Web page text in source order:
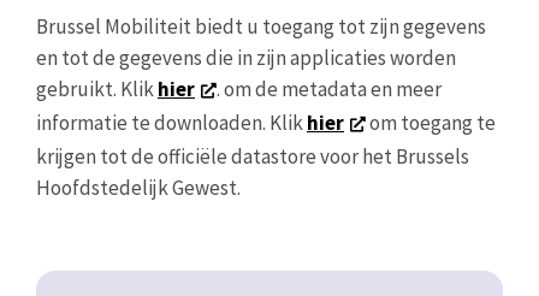
Brussel Mobiliteit biedt u toegang tot zijn gegevens
en tot de gegevens die in zijn applicaties worden
gebruikt. Klikhier
. om de metadata en meer
informatie te downloaden. Klikhier
om toegang te
krijgen tot de officiële datastore voor het Brussels
Hoofdstedelijk Gewest.